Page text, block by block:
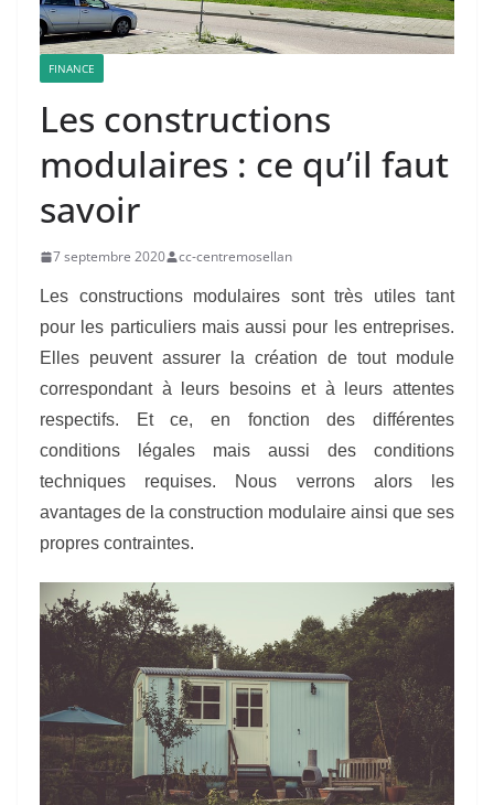
FINANCE
Les constructions
modulaires : ce qu’il faut
savoir
7 septembre 2020 cc-centremosellan
Les constructions modulaires sont très utiles tant
pour les particuliers mais aussi pour les entreprises.
Elles peuvent assurer la création de tout module
correspondant à leurs besoins et à leurs attentes
respectifs. Et ce, en fonction des différentes
conditions légales mais aussi des conditions
techniques requises. Nous verrons alors les
avantages de la construction modulaire ainsi que ses
propres contraintes.